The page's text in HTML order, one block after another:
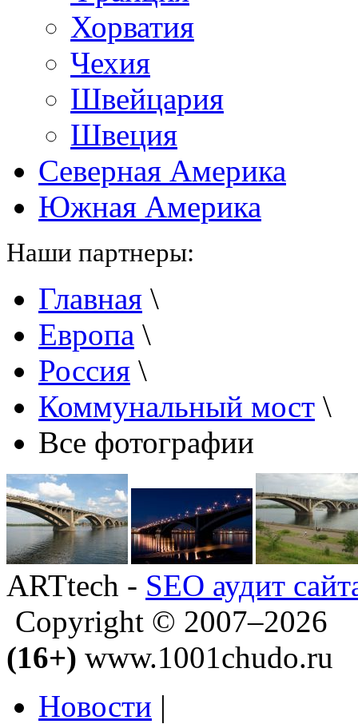
Хорватия
Чехия
Швейцария
Швеция
Северная Америка
Южная Америка
Наши партнеры:
Главная \
Европа \
Россия \
Коммунальный мост \
Все фотографии
ARTtech - SEO аудит
Copyright © 2007–2026
(16+) www.1001chudo.ru
Новости |